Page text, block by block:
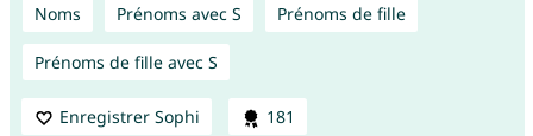
Noms Prénoms avec S Prénoms de fille
Prénoms de fille avec S
Enregistrer Sophi 181